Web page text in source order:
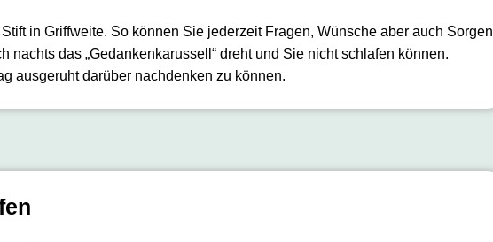
in Griffweite. So können Sie jederzeit Fragen, Wünsche aber auch Sorgen
nachts das „Gedankenkarussell“ dreht und Sie nicht schlafen können.
ausgeruht darüber nachdenken zu können.